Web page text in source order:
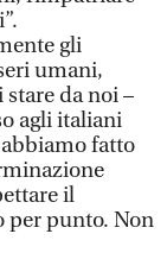
gli
umani,
da noi –
agli italiani
fatto
il
per punto. Non